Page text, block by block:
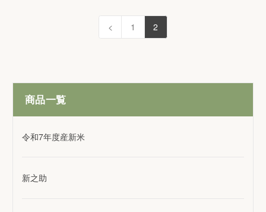
< 1 2
商品一覧
令和7年度産新米
新之助